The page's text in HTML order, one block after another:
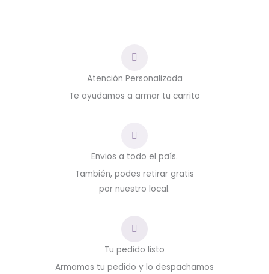
Atención Personalizada
Te ayudamos a armar tu carrito
Envios a todo el país.
También, podes retirar gratis
por nuestro local.
Tu pedido listo
Armamos tu pedido y lo despachamos